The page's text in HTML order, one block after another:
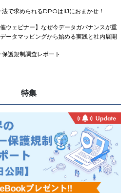
で求められるDPOはIIJにおまかせ！
ウェビナー】なぜ今データガバナンスが重
ータマッピングから始める実践と社内展開
護規制調査レポート
特集